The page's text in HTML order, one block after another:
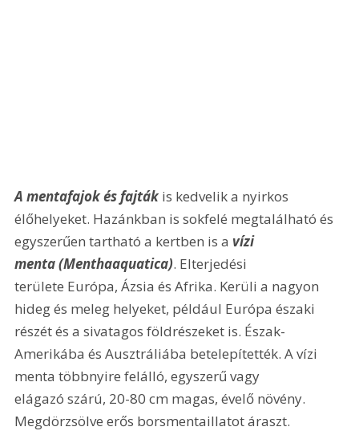
A mentafajok és fajták is kedvelik a nyirkos
élőhelyeket. Hazánkban is sokfelé megtalálható és
egyszerűen tartható a kertben is a vízi
menta (Menthaaquatica). Elterjedési
területe Európa, Ázsia és Afrika. Kerüli a nagyon
hideg és meleg helyeket, például Európa északi
részét és a sivatagos földrészeket is. Észak-
Amerikába és Ausztráliába betelepítették. A vízi
menta többnyire felálló, egyszerű vagy
elágazó szárú, 20-80 cm magas, évelő növény.
Megdörzsölve erős borsmentaillatot áraszt.